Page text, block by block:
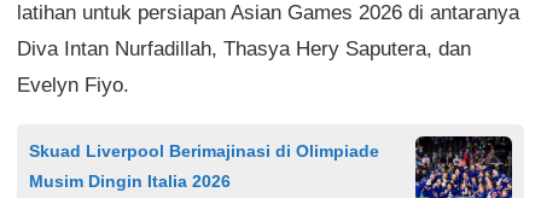
latihan untuk persiapan Asian Games 2026 di antaranya
Diva Intan Nurfadillah, Thasya Hery Saputera, dan
Evelyn Fiyo.
Skuad Liverpool Berimajinasi di Olimpiade
Musim Dingin Italia 2026